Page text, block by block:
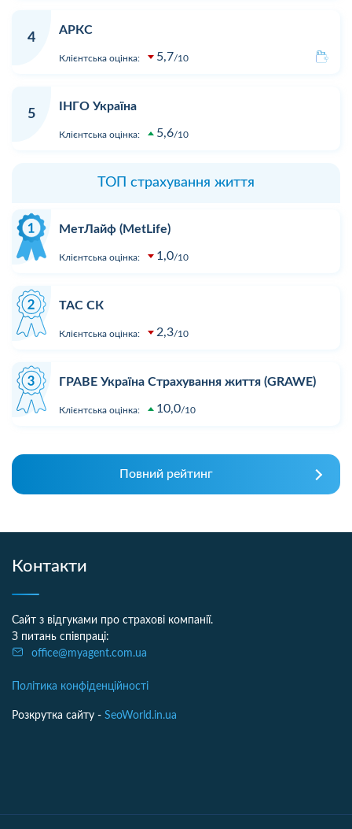
4
АРКС
Клієнтська оцінка: 5,7 10
5
ІНГО Україна
Клієнтська оцінка: 5,6 10
ТОП страхування життя
МетЛайф (MetLife)
Клієнтська оцінка: 1,0 10
ТАС СК
Клієнтська оцінка: 2,3 10
ГРАВЕ Україна Страхування життя (GRAWE)
Клієнтська оцінка: 10,0 10
Повний рейтинг
Контакти
Сайт з відгуками про страхові компанії.
З питань співпраці:
office@myagent.com.ua
Політика конфіденційності
Розкрутка сайту - SeoWorld.in.ua